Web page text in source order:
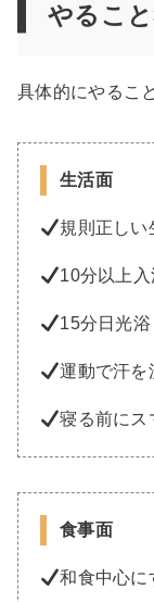
やるこ
具体的にやるこ
生活面
規則正しい
10分以上入
15分日光
運動で汗を
寝る前にス
食事面
和食中心に